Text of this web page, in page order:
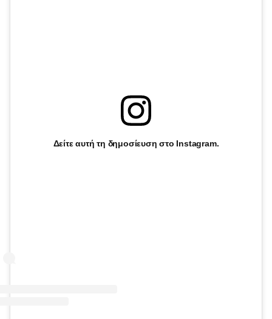
Δείτε αυτή τη δημοσίευση στο Instagram.